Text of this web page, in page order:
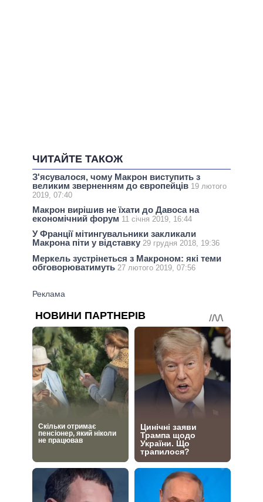
ЧИТАЙТЕ ТАКОЖ
З'ясувалося, чому Макрон виступить з
великим зверненням до європейців 19 лютого
2019, 07:40
Макрон вирішив не їхати до Давоса на
економічний форум 11 січня 2019, 16:44
У Франції мітингувальники закликали
Макрона піти у відставку 29 грудня 2018, 19:36
Меркель зустрінеться з Макроном: які теми
обговорюватимуть 27 лютого 2019, 07:56